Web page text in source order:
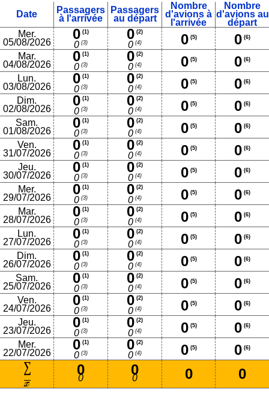
Date
Passagers
à l'arrivée
Passagers
au départ
Nombre
d'avions à
l'arrivée
Nombre
d'avions au
départ
Mer.
05/08/2026
0 (1)
0 (3)
0 (2)
0 (4) 0(5) 0 (6)
Mar.
04/08/2026
0 (1)
0 (3)
0 (2)
0 (4) 0(5) 0 (6)
Lun.
03/08/2026
0 (1)
0 (3)
0 (2)
0 (4) 0(5) 0 (6)
Dim.
02/08/2026
0 (1)
0 (3)
0 (2)
0 (4) 0(5) 0 (6)
Sam.
01/08/2026
0 (1)
0 (3)
0 (2)
0 (4) 0(5) 0 (6)
Ven.
31/07/2026
0 (1)
0 (3)
0 (2)
0 (4) 0(5) 0 (6)
Jeu.
30/07/2026
0 (1)
0 (3)
0 (2)
0 (4) 0(5) 0 (6)
Mer.
29/07/2026
0 (1)
0 (3)
0 (2)
0 (4) 0(5) 0 (6)
Mar.
28/07/2026
0 (1)
0 (3)
0 (2)
0 (4) 0(5) 0 (6)
Lun.
27/07/2026
0 (1)
0 (3)
0 (2)
0 (4) 0(5) 0 (6)
Dim.
26/07/2026
0 (1)
0 (3)
0 (2)
0 (4) 0(5) 0 (6)
Sam.
25/07/2026
0 (1)
0 (3)
0 (2)
0 (4) 0(5) 0 (6)
Ven.
24/07/2026
0 (1)
0 (3)
0 (2)
0 (4) 0(5) 0 (6)
Jeu.
23/07/2026
0 (1)
0 (3)
0 (2)
0 (4) 0(5) 0 (6)
Mer.
22/07/2026
0 (1)
0 (3)
0 (2)
0 (4) 0(5) 0 (6)
0
0
0
0 0 0